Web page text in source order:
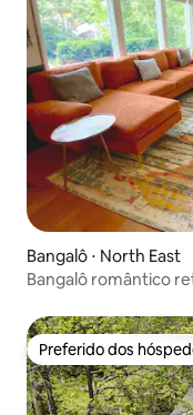
Bangalô ⋅ North East
Bangalô romântico
Preferido dos
Preferido dos